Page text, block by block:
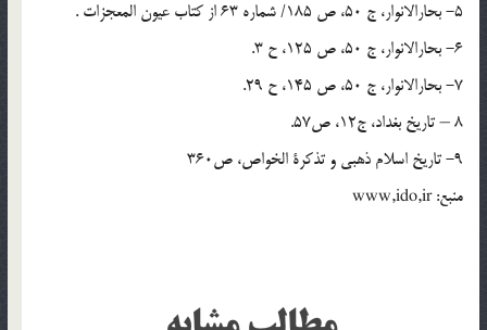
5- بحارالانوار، ج 50، ص 185/ شماره 63 از کتاب عيون المعجزات .
6- بحارالانوار، ج 50، ص 125، ح 3.
7- بحارالانوار، ج 50، ص 145، ح 29.
8 – تاريخ بغداد، ج12، ص57.
9- تاريخ اسلام ذهبي و تذكرة الخواص، ص360
منبع: www,ido,ir